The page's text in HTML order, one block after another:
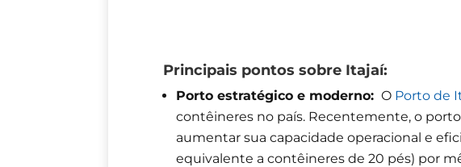
Principais pontos sobre Itajaí:
Porto estratégico e moderno: O Porto de
contêineres no país. Recentemente, o
aumentar sua capacidade operacional e
equivalente a contêineres de 20 pés) por